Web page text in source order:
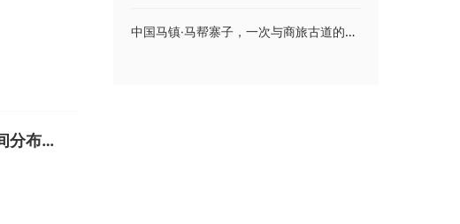
“相聚资本”旗下多只产品累计亏损率超30%，成立时间分布于2021年7月-12月，投资风格何去何从？|基金观察
中国马镇·马帮寨子，一次与商旅古道的时空邂逅